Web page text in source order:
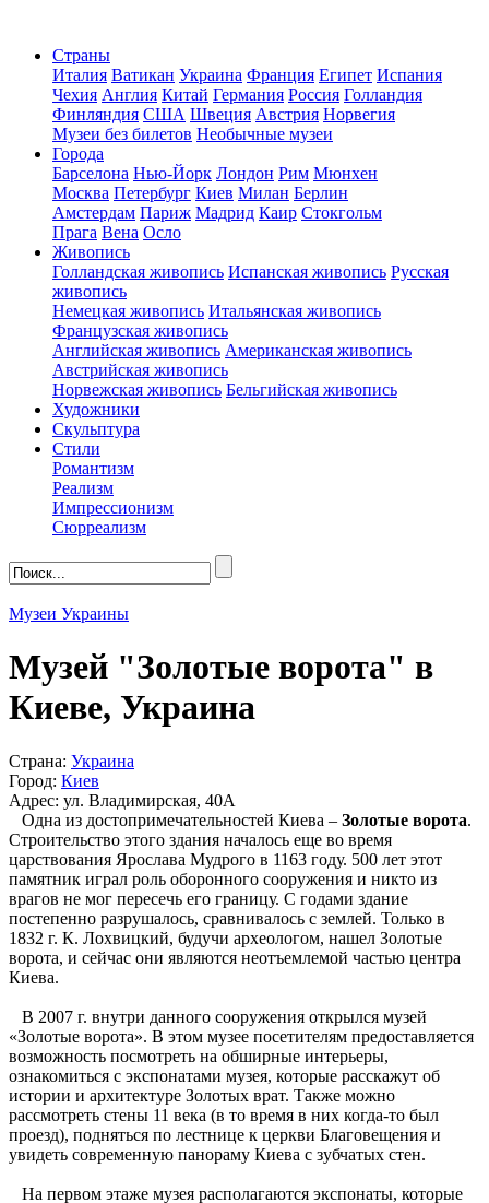
Страны
Италия Ватикан Украина Франция Египет Испания
Чехия Англия Китай Германия Россия Голландия
Финляндия США Швеция Австрия Норвегия
Музеи без билетов Необычные музеи
Города
Барселона Нью-Йорк Лондон Рим Мюнхен
Москва Петербург Киев Милан Берлин
Амстердам Париж Мадрид Каир Стокгольм
Прага Вена Осло
Живопись
Голландская живопись Испанская живопись Русская
живопись
Немецкая живопись Итальянская живопись
Французская живопись
Английская живопись Американская живопись
Австрийская живопись
Норвежская живопись Бельгийская живопись
Художники
Скульптура
Стили
Романтизм
Реализм
Импрессионизм
Сюрреализм
Музеи Украины
Музей "Золотые ворота" в
Киеве, Украина
Страна: Украина
Город: Киев
Адрес: ул. Владимирская, 40А
Одна из достопримечательностей Киева – Золотые ворота.
Строительство этого здания началось еще во время
царствования Ярослава Мудрого в 1163 году. 500 лет этот
памятник играл роль оборонного сооружения и никто из
врагов не мог пересечь его границу. С годами здание
постепенно разрушалось, сравнивалось с землей. Только в
1832 г. К. Лохвицкий, будучи археологом, нашел Золотые
ворота, и сейчас они являются неотъемлемой частью центра
Киева.
В 2007 г. внутри данного сооружения открылся музей
«Золотые ворота». В этом музее посетителям предоставляется
возможность посмотреть на обширные интерьеры,
ознакомиться с экспонатами музея, которые расскажут об
истории и архитектуре Золотых врат. Также можно
рассмотреть стены 11 века (в то время в них когда-то был
проезд), подняться по лестнице к церкви Благовещения и
увидеть современную панораму Киева с зубчатых стен.
На первом этаже музея располагаются экспонаты, которые